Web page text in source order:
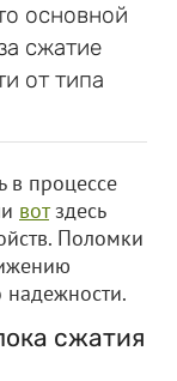
основной
сжатие
от типа
в процессе
вотздесь
Поломки
надежности.
сжатия